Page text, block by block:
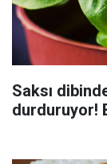
Saksı
durduruyor!